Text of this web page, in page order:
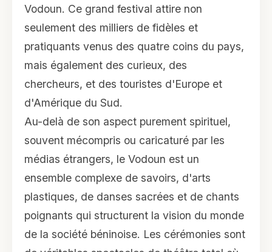
Vodoun. Ce grand festival attire non
seulement des milliers de fidèles et
pratiquants venus des quatre coins du pays,
mais également des curieux, des
chercheurs, et des touristes d'Europe et
d'Amérique du Sud.
Au-delà de son aspect purement spirituel,
souvent mécompris ou caricaturé par les
médias étrangers, le Vodoun est un
ensemble complexe de savoirs, d'arts
plastiques, de danses sacrées et de chants
poignants qui structurent la vision du monde
de la société béninoise. Les cérémonies sont